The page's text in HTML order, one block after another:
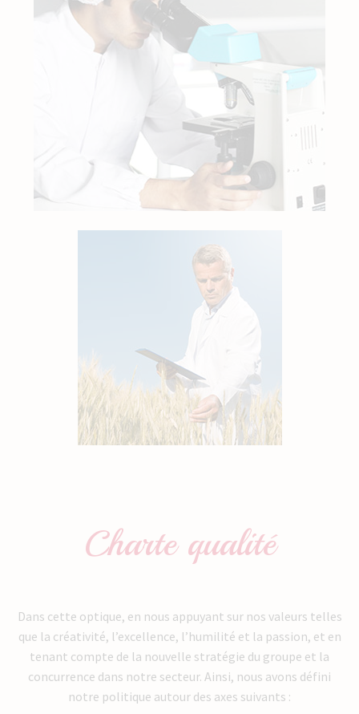
Charte qualité
Dans cette optique, en nous appuyant sur nos valeurs telles
que la créativité, l’excellence, l’humilité et la passion, et en
tenant compte de la nouvelle stratégie du groupe et la
concurrence dans notre secteur. Ainsi, nous avons défini
notre politique autour des axes suivants :